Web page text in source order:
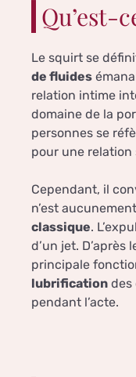
Qu’est-
Le squirt se
de fluides
relation intime
domaine de la
personnes se
pour une relation
Cependant, il
n’est
classique.
d’un jet.
principale
lubrification des
pendant l’acte.